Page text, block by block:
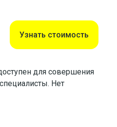
Узнать стоимость
для совершения
Нет